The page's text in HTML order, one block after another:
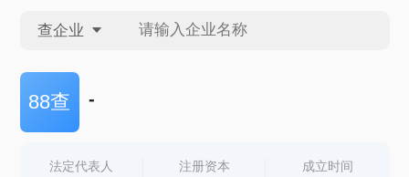
查企业
查企业
88查 -
法定代表人 注册资本 成立时间